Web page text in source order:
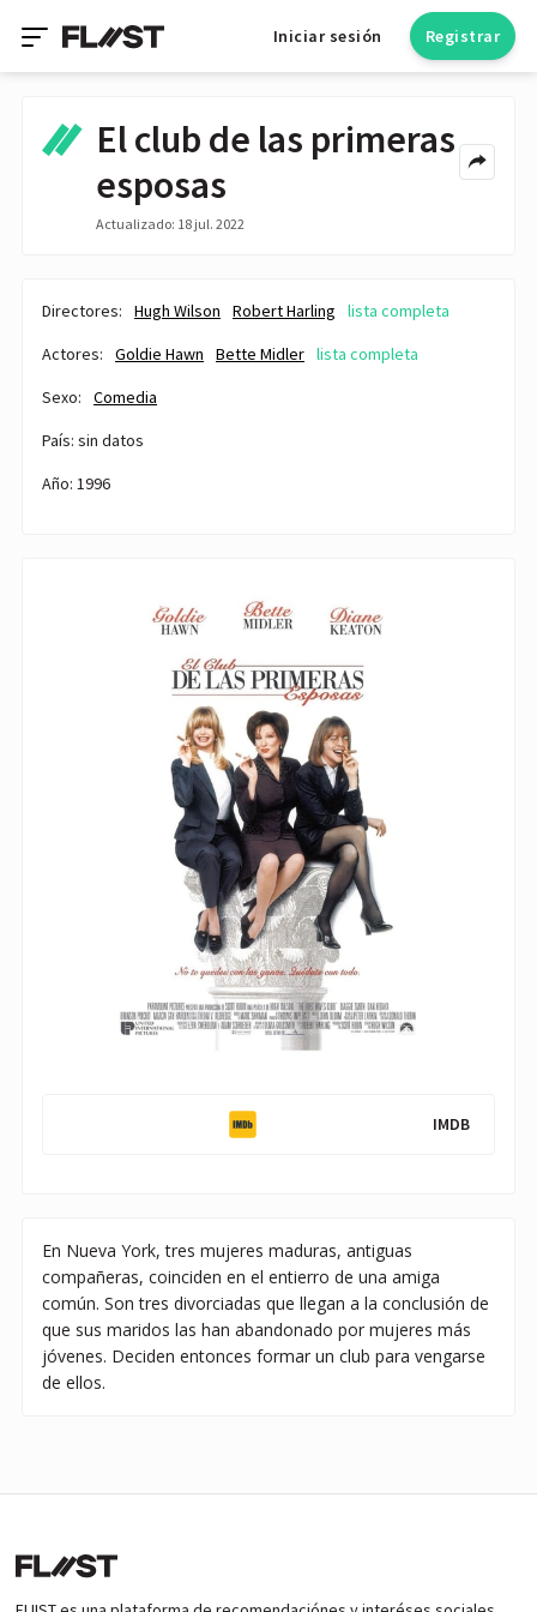
Iniciar sesión Registrar
El club de las primeras
esposas
Actualizado: 18 jul. 2022
Directores: Hugh Wilson Robert Harling
lista completa
Actores:
Goldie Hawn Bette Midler lista completa
Sexo:
Comedia
País: sin datos
Año: 1996
IMDB
En Nueva York, tres mujeres maduras, antiguas
compañeras, coinciden en el entierro de una amiga
común. Son tres divorciadas que llegan a la conclusión de
que sus maridos las han abandonado por mujeres más
jóvenes. Deciden entonces formar un club para vengarse
de ellos.